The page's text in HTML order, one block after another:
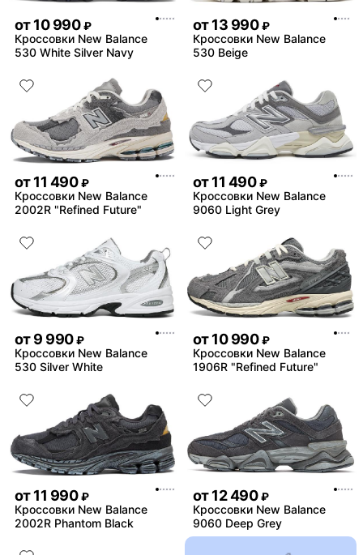
от10 990 ₽
Кроссовки New Balance
530 White Silver Navy
от13 990 ₽
Кроссовки New Balance
530 Beige
от11 490 ₽
Кроссовки New Balance
2002R "Refined Future"
от11 490 ₽
Кроссовки New Balance
9060 Light Grey
от9 990 ₽
Кроссовки New Balance
530 Silver White
от10 990 ₽
Кроссовки New Balance
1906R "Refined Future"
от11 990 ₽
Кроссовки New Balance
2002R Phantom Black
от12 490 ₽
Кроссовки New Balance
9060 Deep Grey